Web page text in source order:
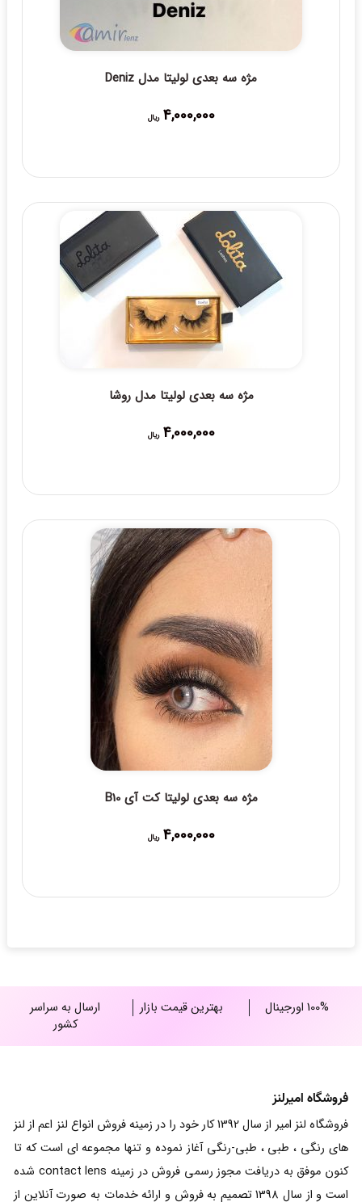
مژه سه بعدی لولیتا مدل Deniz
4,000,000 ریال
مژه سه بعدی لولیتا مدل روشا
4,000,000 ریال
مژه سه بعدی لولیتا کت آی B10
4,000,000 ریال
100% اورجینال بهترین قیمت بازار
ارسال به سراسر
کشور
فروشگاه امیرلنز
فروشگاه لنز امیر از سال 1392 کار خود را در زمینه فروش انواع لنز اعم از لنز
های رنگی ، طبی ، طبی-رنگی آغاز نموده و تنها مجموعه ای است که تا
کنون موفق به دریافت مجوز رسمی فروش در زمینه contact lens شده
است و از سال 1398 تصمیم به فروش و ارائه خدمات به صورت آنلاین از